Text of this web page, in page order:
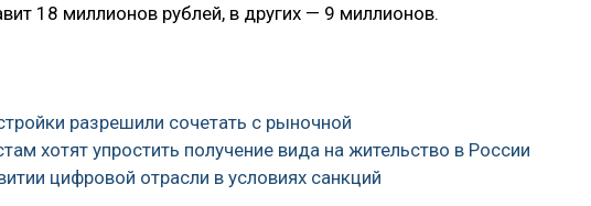
18 миллионов рублей, в других — 9 миллионов.
разрешили сочетать с рыночной
хотят упростить получение вида на жительство в России
цифровой отрасли в условиях санкций